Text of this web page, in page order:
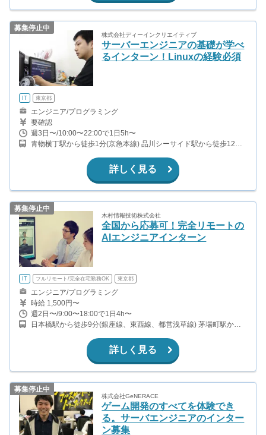
募集停止中
株式会社ディーインクリエイティブ
サーバーエンジニアの基礎が学べ
るインターン！Linuxの経験必須
IT 東京都
エンジニア/プログラミング
要確認
週3日〜/10:00〜22:00で1日5h〜
青物横丁駅から徒歩1分(京急本線) 品川シーサイド駅から徒歩12分
詳しく見る
募集停止中
木村情報技術株式会社
全国から応募可！完全リモートの
AIエンジニアインターン
IT フルリモート/完全在宅勤務OK 東京都
エンジニア/プログラミング
時給 1,500円〜
週2日〜/9:00〜18:00で1日4h〜
日本橋駅から徒歩9分(銀座線、東西線、都営浅草線) 茅場町駅から
町駅から徒歩7分(日比谷線、都営浅草線)
詳しく見る
募集停止中
株式会社GeNERACE
ゲーム開発のすべてを体験でき
る。サーバエンジニアのインター
ン募集